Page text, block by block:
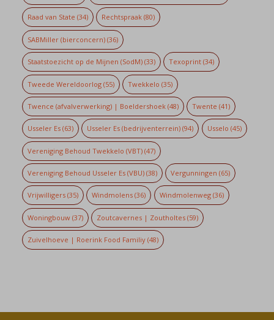
Raad van State (34) Rechtspraak (80)
SABMiller (bierconcern)(36)
Staatstoezicht op de Mijnen (SodM)(33) Texoprint (34)
Tweede Wereldoorlog(55) Twekkelo (35)
Twence (afvalverwerking) | Boeldershoek(48) Twente (41)
Usseler Es(63) Usseler Es (bedrijventerrein) (94) Usselo (45)
Vereniging Behoud Twekkelo (VBT)(47)
Vereniging Behoud Usseler Es (VBU)(38) Vergunningen (65)
Vrijwilligers(35) Windmolens (36) Windmolenweg(36)
Woningbouw(37) Zoutcavernes | Zoutholtes (59)
Zuivelhoeve | Roerink Food Familiy(48)